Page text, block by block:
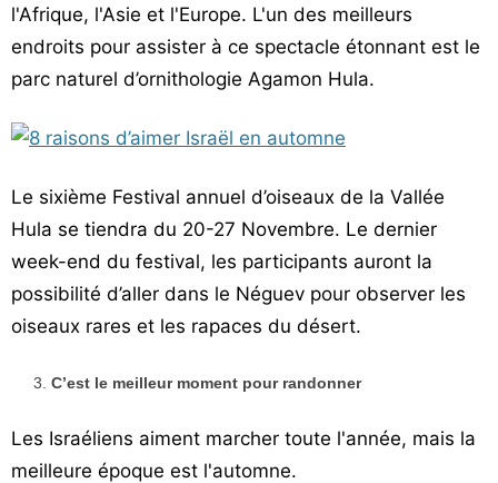
l'Afrique, l'Asie et l'Europe. L'un des meilleurs
endroits pour assister à ce spectacle étonnant est le
parc naturel d’ornithologie Agamon Hula.
Le sixième Festival annuel d’oiseaux de la Vallée
Hula se tiendra du 20-27 Novembre. Le dernier
week-end du festival, les participants auront la
possibilité d’aller dans le Néguev pour observer les
oiseaux rares et les rapaces du désert.
C’est le meilleur moment pour randonner
Les Israéliens aiment marcher toute l'année, mais la
meilleure époque est l'automne.